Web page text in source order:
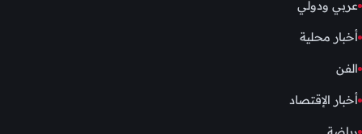
عربي ودولي
أخبار محلية
الفن
أخبار الإقتصاد